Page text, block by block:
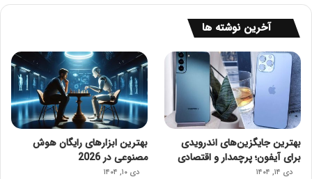
آخرین نوشته ها
بهترین جایگزین‌های اندرویدی
برای آیفون؛ پرچمدار و اقتصادی
دی ۱۴, ۱۴۰۴
بهترین ابزارهای رایگان هوش
مصنوعی در 2026
دی ۱۰, ۱۴۰۴